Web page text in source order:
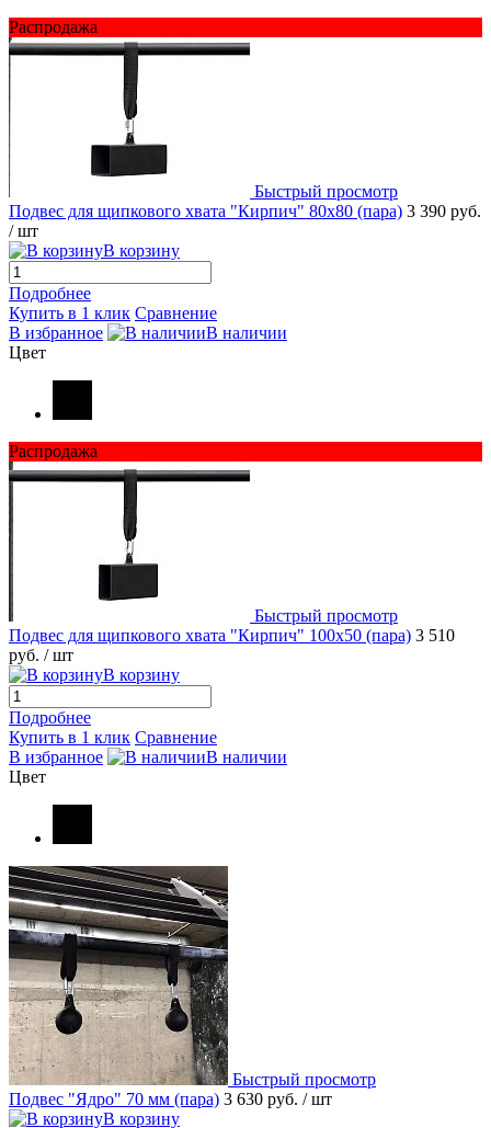
Распродажа
Быстрый просмотр
Подвес для щипкового хвата "Кирпич" 80х80 (пара) 3 390 руб.
/ шт
В корзину
Подробнее
Купить в 1 клик Сравнение
В избранное
В наличии
Цвет
Распродажа
Быстрый просмотр
Подвес для щипкового хвата "Кирпич" 100х50 (пара) 3 510
руб. / шт
В корзину
Подробнее
Купить в 1 клик Сравнение
В избранное
В наличии
Цвет
Быстрый просмотр
Подвес "Ядро" 70 мм (пара) 3 630 руб. / шт
В корзину